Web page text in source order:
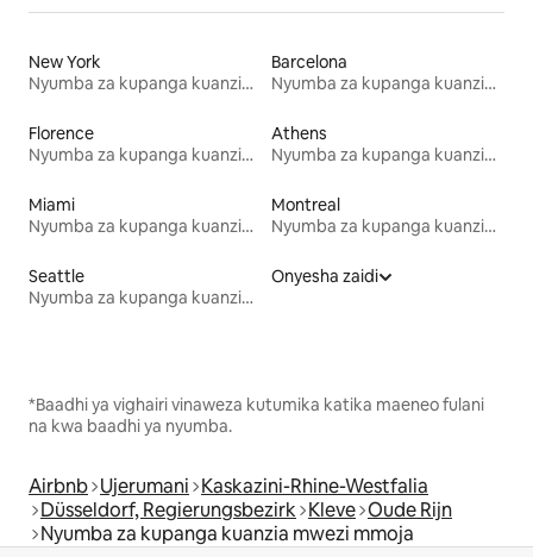
New York
Nyumba za kupanga kuanzia mwezi mmoja
Barcelona
Nyumba za kupanga kuanzia mwezi mmoja
Florence
Nyumba za kupanga kuanzia mwezi mmoja
Athens
Nyumba za kupanga kuanzia mwezi mmoja
Miami
Nyumba za kupanga kuanzia mwezi mmoja
Montreal
Nyumba za kupanga kuanzia mwezi mmoja
Seattle
Nyumba za kupanga kuanzia mwezi mmoja
Onyesha zaidi
*Baadhi ya vighairi vinaweza kutumika katika maeneo fulani
na kwa baadhi ya nyumba.
Airbnb Ujerumani Kaskazini-Rhine-Westfalia
Düsseldorf, Regierungsbezirk Kleve Oude Rijn
Nyumba za kupanga kuanzia mwezi mmoja